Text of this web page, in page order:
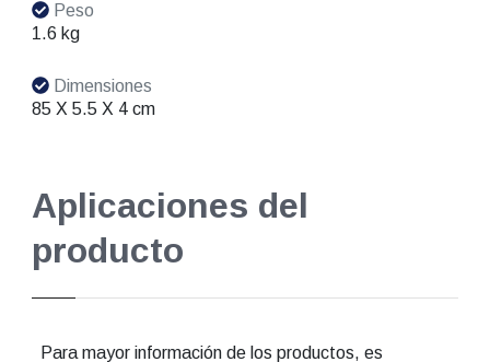
Peso
1.6 kg
Dimensiones
85 X 5.5 X 4 cm
Aplicaciones del
producto
Para mayor información de los productos, es